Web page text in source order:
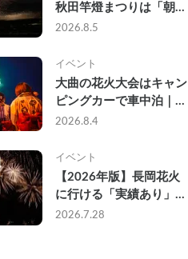
秋田竿燈まつりは「朝か
ら夜まで」の祭り。キャ
組の記録
2026.8.5
イベント
大曲の花火大会はキャン
ピングカーで車中泊｜宿
なし・渋滞なしで楽しむ
2026.8.4
イベント
【2026年版】長岡花火
に行ける「実績あり」の
キャンピングカー3選｜
2026.7.28